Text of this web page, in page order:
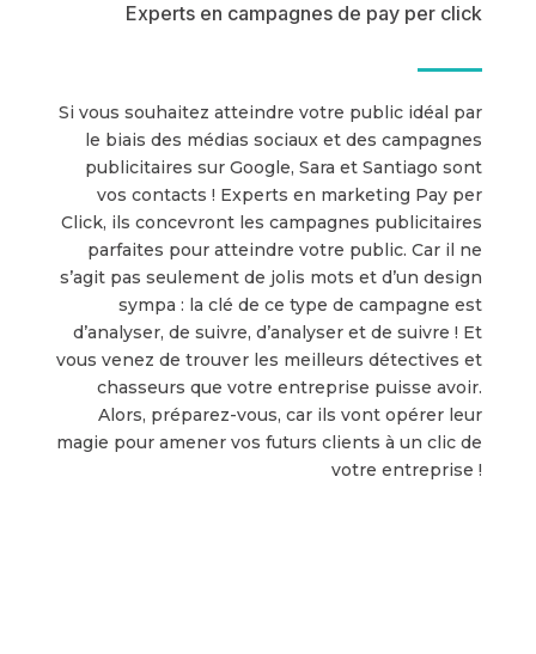
Experts en campagnes de pay per click
Si vous souhaitez atteindre votre public idéal par
le biais des médias sociaux et des campagnes
publicitaires sur Google, Sara et Santiago sont
vos contacts ! Experts en marketing Pay per
Click, ils concevront les campagnes publicitaires
parfaites pour atteindre votre public. Car il ne
s’agit pas seulement de jolis mots et d’un design
sympa : la clé de ce type de campagne est
d’analyser, de suivre, d’analyser et de suivre ! Et
vous venez de trouver les meilleurs détectives et
chasseurs que votre entreprise puisse avoir.
Alors, préparez-vous, car ils vont opérer leur
magie pour amener vos futurs clients à un clic de
votre entreprise !